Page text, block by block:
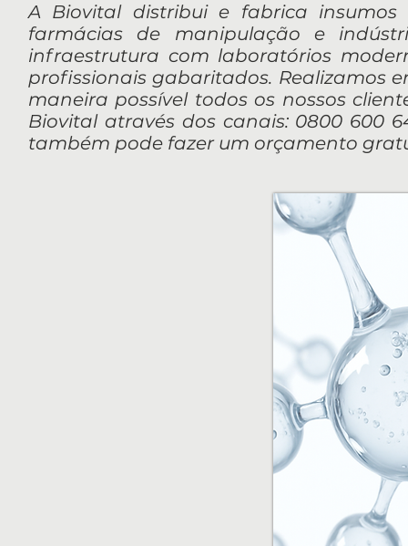
A Biovital distribui e fabrica insumos
farmácias de manipulação e
infraestrutura com laboratórios
profissionais gabaritados. Realizamos
maneira possível todos os nossos
Biovital através dos canais: 0800 600
também pode fazer um orçamento